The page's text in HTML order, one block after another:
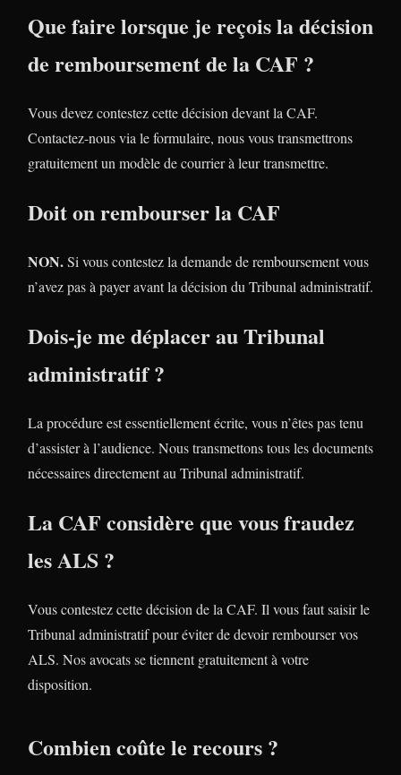
Que faire lorsque je reçois la décision
de remboursement de la CAF ?
Vous devez contestez cette décision devant la CAF.
Contactez-nous via le formulaire, nous vous transmettrons
gratuitement un modèle de courrier à leur transmettre.
Doit on rembourser la CAF
NON.Si vous contestez la demande de remboursement vous
n’avez pas à payer avant la décision du Tribunal administratif.
Dois-je me déplacer au Tribunal
administratif ?
La procédure est essentiellement écrite, vous n’êtes pas tenu
d’assister à l’audience. Nous transmettons tous les documents
nécessaires directement au Tribunal administratif.
La CAF considère que vous fraudez
les ALS ?
Vous contestez cette décision de la CAF. Il vous faut saisir le
Tribunal administratif pour éviter de devoir rembourser vos
ALS. Nos avocats se tiennent gratuitement à votre
disposition.
Combien coûte le recours ?